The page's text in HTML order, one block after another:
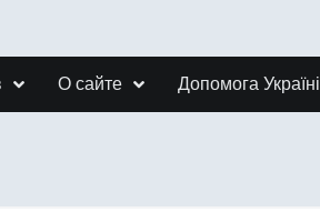
О сайте Допомога Україні